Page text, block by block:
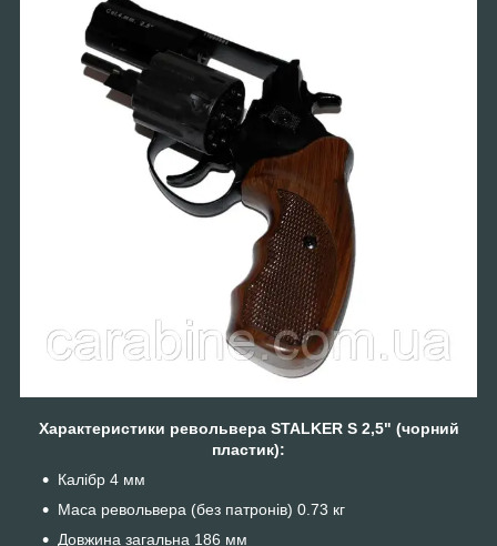
Характеристики револьвера STALKER S 2,5" (чорний
пластик):
Калібр 4 мм
Маса револьвера (без патронів) 0.73 кг
Довжина загальна 186 мм